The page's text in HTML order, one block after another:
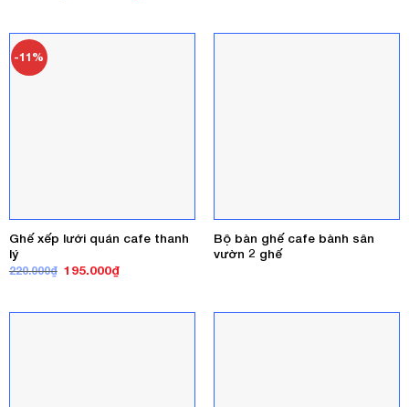
1.500.000₫.
-11%
Ghế xếp lưới quán cafe thanh
lý
220.000₫ Giá
195.000₫Giá
195.000₫.
Bộ bàn ghế cafe bành sân
vườn 2 ghế